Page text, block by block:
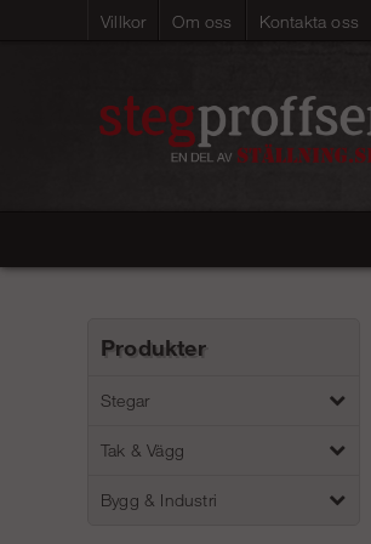
Villkor Om oss Kontakta oss
Produkter
Stegar
Tak & Vägg
Bygg & Industri